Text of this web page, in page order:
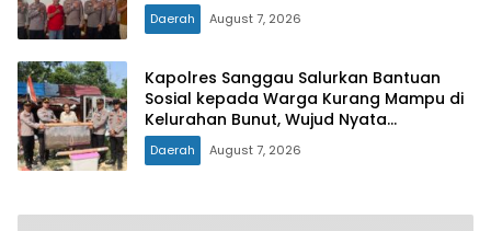
Daerah August 7, 2026
Kapolres Sanggau Salurkan Bantuan
Sosial kepada Warga Kurang Mampu di
Kelurahan Bunut, Wujud Nyata
Kepedulian Polri Hadir untuk Masyarakat
Daerah August 7, 2026